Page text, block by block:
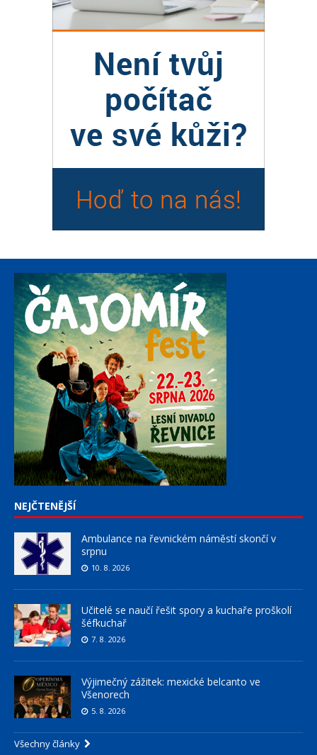
NEJČTENĚJŠÍ
Ambulance na řevnickém náměstí skončí v
srpnu
10. 8. 2026
Učitelé se naučí řešit spory a kuchaře proškolí
šéfkuchař
7. 8. 2026
Výjimečný zážitek: mexické belcanto ve
Všenorech
5. 8. 2026
Všechny články